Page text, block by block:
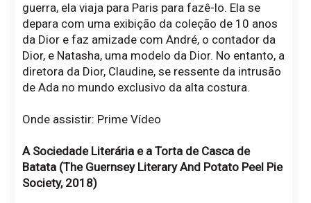
guerra, ela viaja para Paris para fazê-lo. Ela se
depara com uma exibição da coleção de 10 anos
da Dior e faz amizade com André, o contador da
Dior, e Natasha, uma modelo da Dior. No entanto, a
diretora da Dior, Claudine, se ressente da intrusão
de Ada no mundo exclusivo da alta costura.
Onde assistir: Prime Vídeo
A Sociedade Literária e a Torta de Casca de
Batata (The Guernsey Literary And Potato Peel Pie
Society, 2018)